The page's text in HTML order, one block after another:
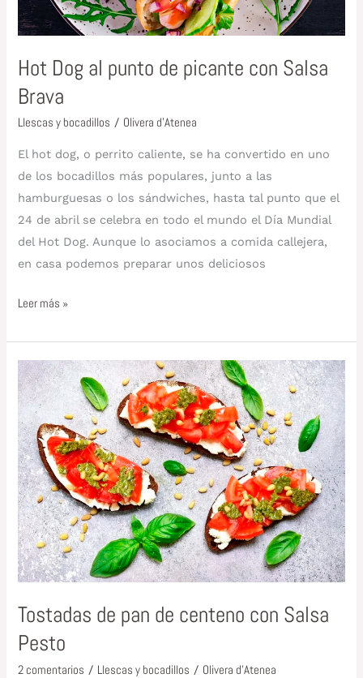
Hot Dog al punto de picante con Salsa
Brava
Llescas y bocadillos / Olivera d'Atenea
El hot dog, o perrito caliente, se ha convertido en uno
de los bocadillos más populares, junto a las
hamburguesas o los sándwiches, hasta tal punto que el
24 de abril se celebra en todo el mundo el Día Mundial
del Hot Dog. Aunque lo asociamos a comida callejera,
en casa podemos preparar unos deliciosos
Leer más »
Tostadas de pan de centeno con Salsa
Pesto
2 comentarios / Llescas y bocadillos / Olivera d'Atenea
Tostadas
de
pan
de
centeno
con
Salsa
Pesto